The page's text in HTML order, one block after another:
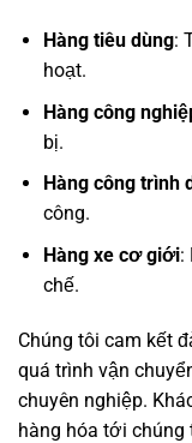
Hàng tiêu dùng:
hoạt.
Hàng công
bị.
Hàng công trình
công.
Hàng xe cơ giới:
chế.
Chúng tôi cam kết
quá trình vận
chuyên nghiệp.
hàng hóa tới chúng